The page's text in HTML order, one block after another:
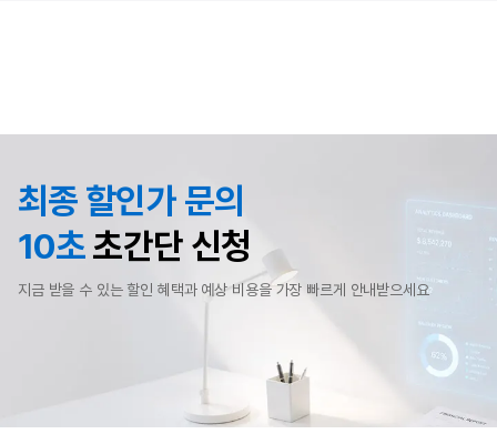
최종 할인가 문의
10초초간단 신청
지금 받을 수 있는 할인 혜택과 예상 비용을 가장 빠르게 안내받으세요